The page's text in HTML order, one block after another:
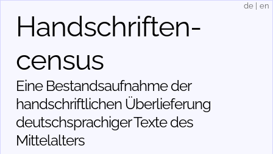
Handschriften­
census
Eine Bestandsaufnahme der
handschriftlichen Über­lieferung
deutschsprachiger Texte des
Mittelalters
de en